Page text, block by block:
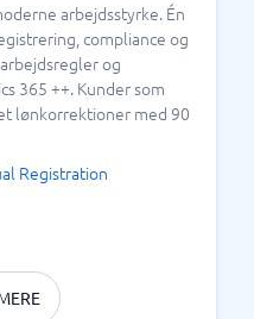
arbejdsstyrke. Én
compliance og
og
365 ++. Kunder som
lønkorrektioner med 90
Registration